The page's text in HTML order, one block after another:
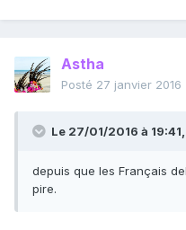
Astha
Posté 27 janvier 2016
Le 27/01/2016 à
depuis que les Français
pire.